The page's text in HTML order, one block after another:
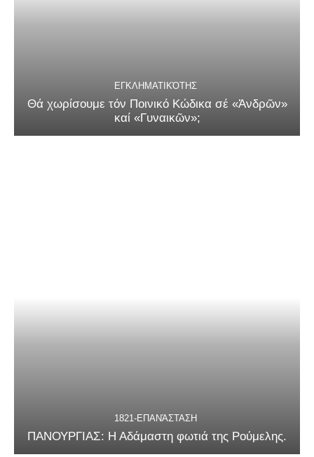
ΕΓΚΛΗΜΑΤΙΚΌΤΗΣ
Θά χωρίσουμε τόν Ποινικό Κώδικα σέ «Ἀνδρῶν»
καί «Γυναικῶν»;
1821-ΕΠΑΝΆΣΤΑΣΗ
ΠΑΝΟΥΡΓΙΑΣ: Η Αδάμαστη φωτιά της Ρούμελης.